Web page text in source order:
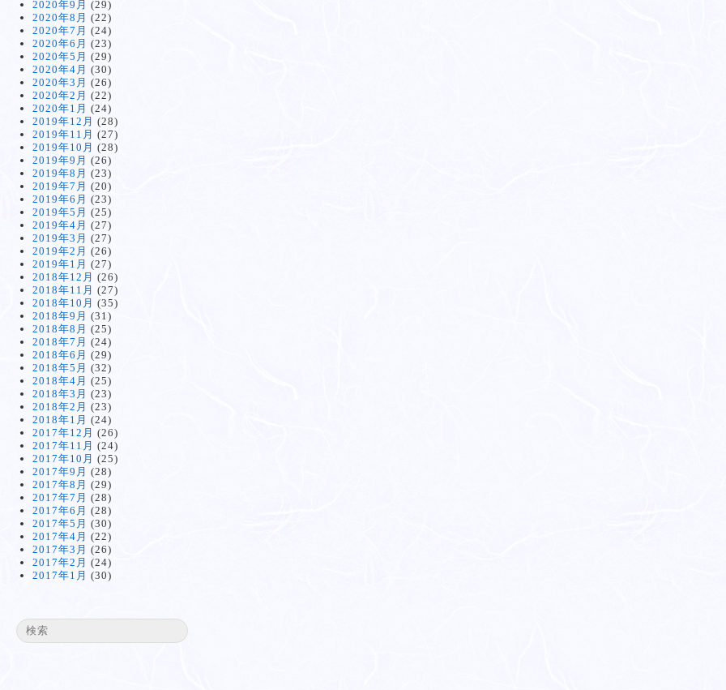
2020年9月 (29)
2020年8月 (22)
2020年7月 (24)
2020年6月 (23)
2020年5月 (29)
2020年4月 (30)
2020年3月 (26)
2020年2月 (22)
2020年1月 (24)
2019年12月 (28)
2019年11月 (27)
2019年10月 (28)
2019年9月 (26)
2019年8月 (23)
2019年7月 (20)
2019年6月 (23)
2019年5月 (25)
2019年4月 (27)
2019年3月 (27)
2019年2月 (26)
2019年1月 (27)
2018年12月 (26)
2018年11月 (27)
2018年10月 (35)
2018年9月 (31)
2018年8月 (25)
2018年7月 (24)
2018年6月 (29)
2018年5月 (32)
2018年4月 (25)
2018年3月 (23)
2018年2月 (23)
2018年1月 (24)
2017年12月 (26)
2017年11月 (24)
2017年10月 (25)
2017年9月 (28)
2017年8月 (29)
2017年7月 (28)
2017年6月 (28)
2017年5月 (30)
2017年4月 (22)
2017年3月 (26)
2017年2月 (24)
2017年1月 (30)